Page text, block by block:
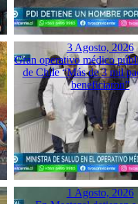
3 Agosto, 2026
Gran operativo médico
de Chile “Más de 3 mil
beneficiaron”
1 Agosto, 2026